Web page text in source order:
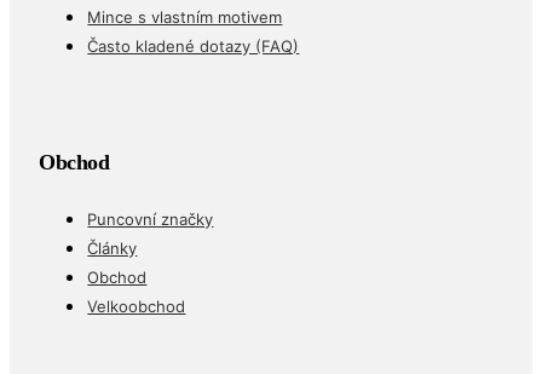
Mince s vlastním motivem
Často kladené dotazy (FAQ)
Obchod
Puncovní značky
Články
Obchod
Velkoobchod